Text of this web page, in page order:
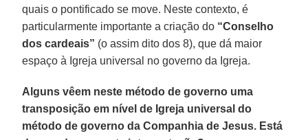
quais o pontificado se move. Neste contexto, é
particularmente importante a criação do “Conselho
dos cardeais” (o assim dito dos 8), que dá maior
espaço à Igreja universal no governo da Igreja.
Alguns vêem neste método de governo uma
transposição em nível de Igreja universal do
método de governo da Companhia de Jesus. Está